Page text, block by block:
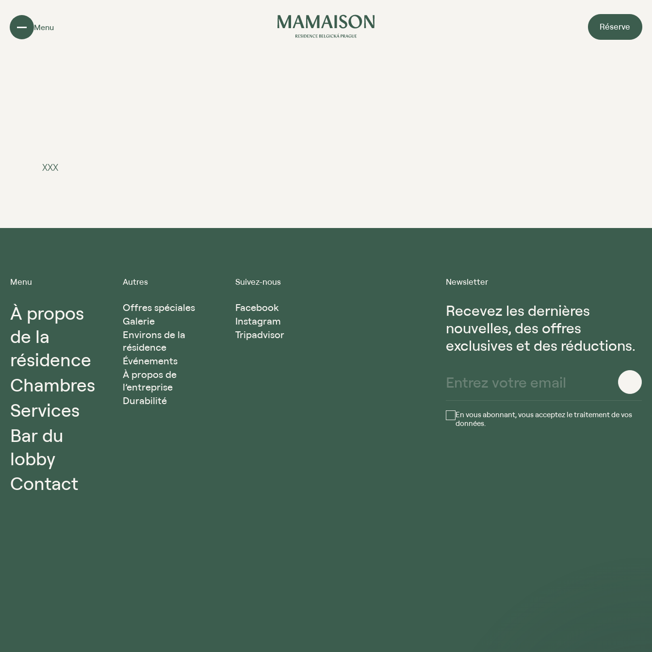
XXX
Menu
À propos
de la
résidence
Chambres
Services
Bar du
lobby
Contact
Autres
Offres spéciales
Galerie
Environs de la
résidence
Événements
À propos de
l’entreprise
Durabilité
Suivez⁠⁠⁠⁠-⁠⁠⁠⁠nous
Facebook
Instagram
Tripadvisor
Newsletter
Recevez les dernières
nouvelles, des offres
exclusives et des réductions.
En vous abonnant, vous acceptez le traitement de vos
données.
Menu Réserve